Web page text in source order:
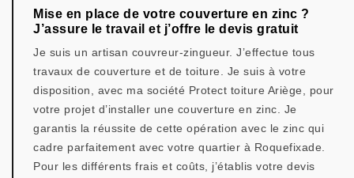
Mise en place de votre couverture en zinc ?
J’assure le travail et j’offre le devis gratuit
Je suis un artisan couvreur-zingueur. J’effectue tous
travaux de couverture et de toiture. Je suis à votre
disposition, avec ma société Protect toiture Ariège, pour
votre projet d’installer une couverture en zinc. Je
garantis la réussite de cette opération avec le zinc qui
cadre parfaitement avec votre quartier à Roquefixade.
Pour les différents frais et coûts, j’établis votre devis